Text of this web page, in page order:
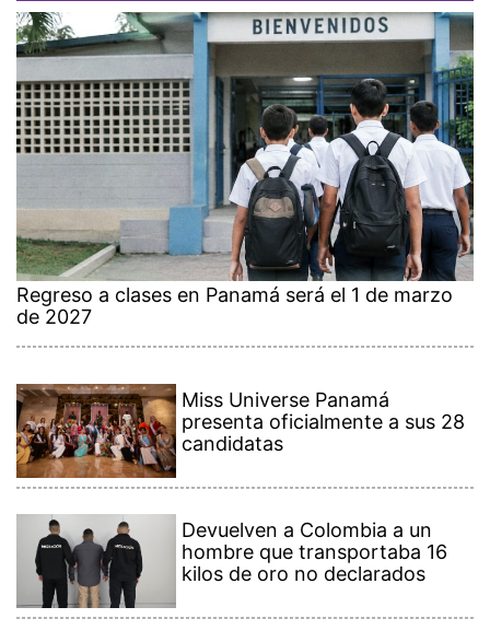
Regreso a clases en Panamá será el 1 de marzo
de 2027
Miss Universe Panamá
presenta oficialmente a sus 28
candidatas
Devuelven a Colombia a un
hombre que transportaba 16
kilos de oro no declarados